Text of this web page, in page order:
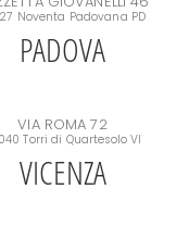
Noventa Padovana PD
PADOVA
VIA ROMA 72
Torri di Quartesolo VI
VICENZA